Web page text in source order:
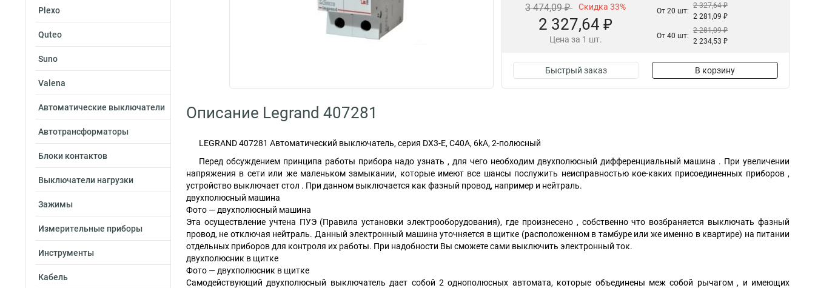
Plexo
Quteo
Suno
Valena
Автоматические выключатели
Автотрансформаторы
Блоки контактов
Выключатели нагрузки
Зажимы
Измерительные приборы
Инструменты
Кабель
3 474,09 ₽ Скидка 33%
2 327,64 ₽
Цена за 1 шт.
От 20 шт:
2 327,64 ₽
2 281,09 ₽
От 40 шт:
2 281,09 ₽
2 234,53 ₽
Быстрый заказ В корзину
Описание Legrand 407281
LEGRAND 407281 Автоматический выключатель, серия DX3-E, С40A, 6kA, 2-полюсный
Перед обсуждением принципа работы прибора надо узнать , для чего необходим двухполюсный дифференциальный машина . При увеличении
напряжения в сети или же маленьком замыкании, которые имеют все шансы послужить неисправностью кое-каких присоединенных приборов ,
устройство выключает стол . При данном выключается как фазный провод, например и нейтраль.
двухполюсный машина
Фото — двухполюсный машина
Эта осуществление учтена ПУЭ (Правила установки электрооборудования), где произнесено , собственно что возбраняется выключать фазный
провод, не отключая нейтраль. Данный электронный машина уточняется в щитке (расположенном в тамбуре или же именно в квартире) на питании
отдельных приборов для контроля их работы. При надобности Вы сможете сами выключить электронный ток.
двухполюсник в щитке
Фото — двухполюсник в щитке
Самодействующий двухполюсный выключатель дает собой 2 однополюсных автомата, которые объединены меж собой рычагом , и имеющих